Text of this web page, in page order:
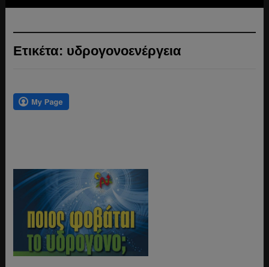
Ετικέτα: υδρογονοενέργεια